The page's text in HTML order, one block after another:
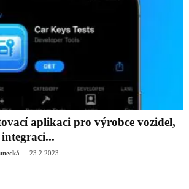
aplikaci pro výrobce vozidel,
- 23.2.2023